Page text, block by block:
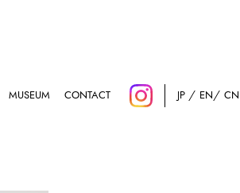
MUSEUM CONTACT JP EN CN